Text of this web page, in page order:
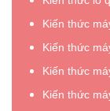
Kiến thức
Kiến thức
Kiến thức
Kiến thức